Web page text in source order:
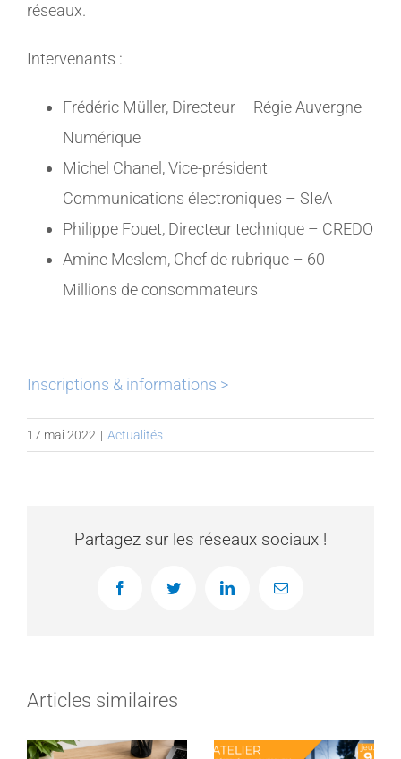
réseaux.
Intervenants :
Frédéric Müller, Directeur – Régie Auvergne
Numérique
Michel Chanel, Vice-président
Communications électroniques – SIeA
Philippe Fouet, Directeur technique – CREDO
Amine Meslem, Chef de rubrique – 60
Millions de consommateurs
Inscriptions & informations >
17 mai 2022 | Actualités
Partagez sur les réseaux sociaux !
FacebookTwitter LinkedInEmail
Articles similaires